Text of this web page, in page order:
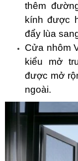
thêm
kính được
đẩy lùa
Cửa nhôm
kiểu mở
được mở
ngoài.